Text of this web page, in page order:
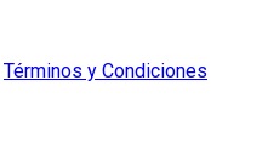
Términos y Condiciones